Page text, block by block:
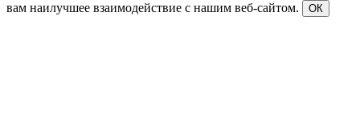
вам наилучшее взаимодействие с нашим веб-сайтом.
ОК